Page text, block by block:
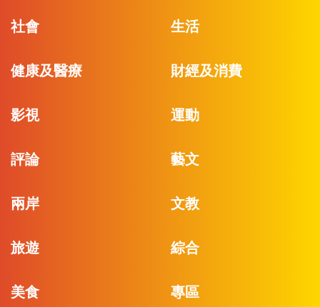
社會 生活
健康及醫療 財經及消費
影視 運動
評論 藝文
兩岸 文教
旅遊 綜合
美食 專區